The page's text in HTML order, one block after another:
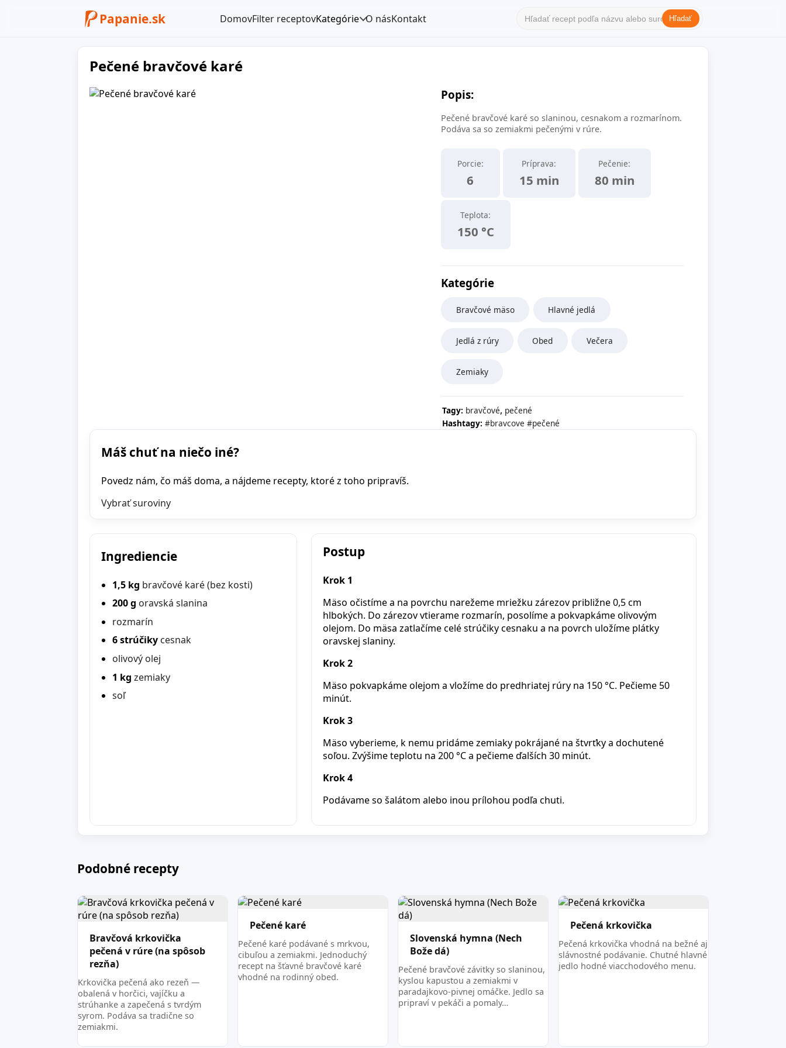
Papanie.sk DomovFilter receptovKategórie O násKontakt Hľadať
Pečené bravčové karé
Popis:
Pečené bravčové karé so slaninou, cesnakom a rozmarínom.
Podáva sa so zemiakmi pečenými v rúre.
Porcie:
6
Príprava:
15 min
Pečenie:
80 min
Teplota:
150 °C
Kategórie
Bravčové mäso Hlavné jedlá
Jedlá z rúry Obed Večera
Zemiaky
Tagy: bravčové, pečené
Hashtagy: #bravcove #pečené
Máš chuť na niečo iné?
Povedz nám, čo máš doma, a nájdeme recepty, ktoré z toho pripravíš.
Vybrať suroviny
Ingrediencie
1,5 kg bravčové karé (bez kosti)
200 g oravská slanina
rozmarín
6 strúčiky cesnak
olivový olej
1 kg zemiaky
soľ
Postup
Krok 1
Mäso očistíme a na povrchu narežeme mriežku zárezov približne 0,5 cm
hlbokých. Do zárezov vtierame rozmarín, posolíme a pokvapkáme olivovým
olejom. Do mäsa zatlačíme celé strúčiky cesnaku a na povrch uložíme plátky
oravskej slaniny.
Krok 2
Mäso pokvapkáme olejom a vložíme do predhriatej rúry na 150 °C. Pečieme 50
minút.
Krok 3
Mäso vyberieme, k nemu pridáme zemiaky pokrájané na štvrťky a dochutené
soľou. Zvýšime teplotu na 200 °C a pečieme ďalších 30 minút.
Krok 4
Podávame so šalátom alebo inou prílohou podľa chuti.
Podobné recepty
Bravčová krkovička
pečená v rúre (na spôsob
rezňa)
Krkovička pečená ako rezeň —
obalená v horčici, vajíčku a
strúhanke a zapečená s tvrdým
syrom. Podáva sa tradične so
zemiakmi.
Pečené karé
Pečené karé podávané s mrkvou,
cibuľou a zemiakmi. Jednoduchý
recept na šťavné bravčové karé
vhodné na rodinný obed.
Slovenská hymna (Nech
Bože dá)
Pečené bravčové závitky so slaninou,
kyslou kapustou a zemiakmi v
paradajkovo-pivnej omáčke. Jedlo sa
pripraví v pekáči a pomaly…
Pečená krkovička
Pečená krkovička vhodná na bežné aj
slávnostné podávanie. Chutné hlavné
jedlo hodné viacchodového menu.